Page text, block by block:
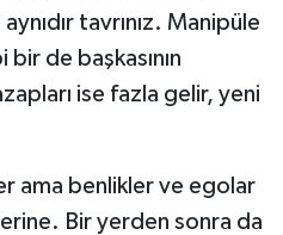
tavrınız. Manipüle
de başkasının
ise fazla gelir, yeni
ama benlikler ve egolar
Bir yerden sonra da